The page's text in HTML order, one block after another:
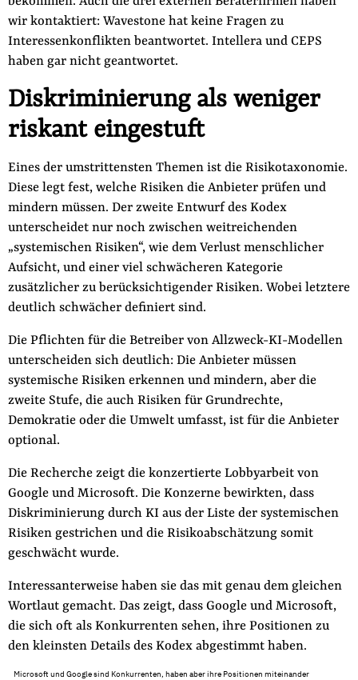
wir kontaktiert: Wavestone hat keine Fragen zu
Interessenkonflikten beantwortet. Intellera und CEPS
haben gar nicht geantwortet.
Diskriminierung als weniger
riskant eingestuft
Eines der umstrittensten Themen ist die Risikotaxonomie.
Diese legt fest, welche Risiken die Anbieter prüfen und
mindern müssen. Der zweite Entwurf des Kodex
unterscheidet nur noch zwischen weitreichenden
„systemischen Risiken“, wie dem Verlust menschlicher
Aufsicht, und einer viel schwächeren Kategorie
zusätzlicher zu berücksichtigender Risiken. Wobei letztere
deutlich schwächer definiert sind.
Die Pflichten für die Betreiber von Allzweck-KI-Modellen
unterscheiden sich deutlich: Die Anbieter müssen
systemische Risiken erkennen und mindern, aber die
zweite Stufe, die auch Risiken für Grundrechte,
Demokratie oder die Umwelt umfasst, ist für die Anbieter
optional.
Die Recherche zeigt die konzertierte Lobbyarbeit von
Google und Microsoft. Die Konzerne bewirkten, dass
Diskriminierung durch KI aus der Liste der systemischen
Risiken gestrichen und die Risikoabschätzung somit
geschwächt wurde.
Interessanterweise haben sie das mit genau dem gleichen
Wortlaut gemacht. Das zeigt, dass Google und Microsoft,
die sich oft als Konkurrenten sehen, ihre Positionen zu
den kleinsten Details des Kodex abgestimmt haben.
Microsoft und Google sind Konkurrenten, haben aber ihre Positionen miteinander